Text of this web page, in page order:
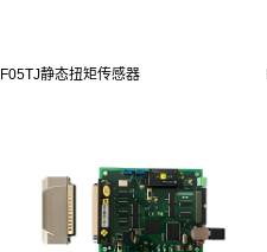
F05TJ静态扭矩传感器